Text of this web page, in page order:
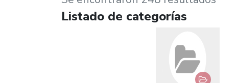
Listado de categorías